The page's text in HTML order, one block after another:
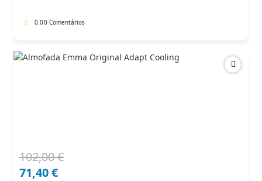
0.00 Comentários
102,00€
O
preço
71,40€
O
preço